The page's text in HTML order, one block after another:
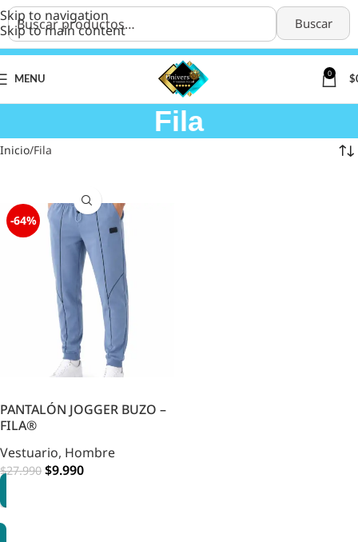
Buscar
Skip to navigation
Skip to main content
MENU
0
$
Fila
Inicio Fila
-64%
PANTALÓN JOGGER BUZO –
FILA®
Vestuario, Hombre
$27.990 $9.990